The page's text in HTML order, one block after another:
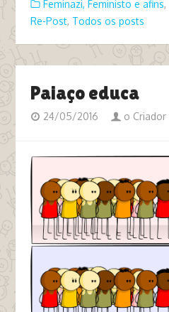
Feminazi, Feministo e afins,
Re-Post, Todos os posts
Paiaço educa
24/05/2016 o Criador